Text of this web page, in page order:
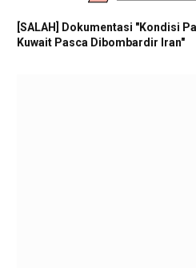
[SALAH] Dokumentasi "Kondisi
Kuwait Pasca Dibombardir Iran"